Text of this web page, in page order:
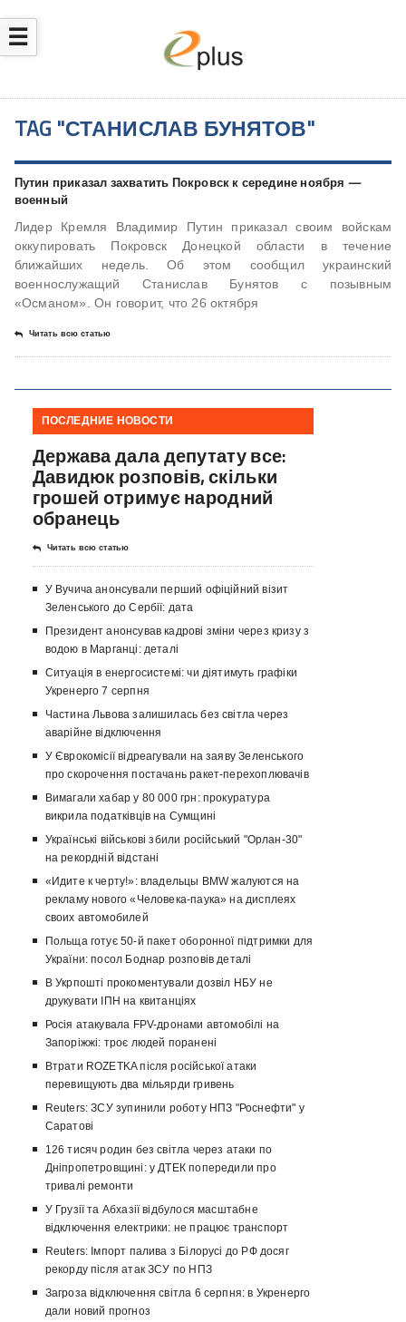
☰
TAG "СТАНИСЛАВ БУНЯТОВ"
Путин приказал захватить Покровск к середине ноября —
военный
Лидер Кремля Владимир Путин приказал своим войскам
оккупировать Покровск Донецкой области в течение
ближайших недель. Об этом сообщил украинский
военнослужащий Станислав Бунятов с позывным
«Османом». Он говорит, что 26 октября
Читать всю статью
ПОСЛЕДНИЕ НОВОСТИ
Держава дала депутату все:
Давидюк розповів, скільки
грошей отримує народний
обранець
Читать всю статью
У Вучича анонсували перший офіційний візит
Зеленського до Сербії: дата
Президент анонсував кадрові зміни через кризу з
водою в Марганці: деталі
Ситуація в енергосистемі: чи діятимуть графіки
Укренерго 7 серпня
Частина Львова залишилась без світла через
аварійне відключення
У Єврокомісії відреагували на заяву Зеленського
про скорочення постачань ракет-перехоплювачів
Вимагали хабар у 80 000 грн: прокуратура
викрила податківців на Сумщині
Українські військові збили російський "Орлан-30"
на рекордній відстані
«Идите к черту!»: владельцы BMW жалуются на
рекламу нового «Человека-паука» на дисплеях
своих автомобилей
Польща готує 50-й пакет оборонної підтримки для
України: посол Боднар розповів деталі
В Укрпошті прокоментували дозвіл НБУ не
друкувати ІПН на квитанціях
Росія атакувала FPV-дронами автомобілі на
Запоріжжі: троє людей поранені
Втрати ROZETKA після російської атаки
перевищують два мільярди гривень
Reuters: ЗСУ зупинили роботу НПЗ "Роснефти" у
Саратові
126 тисяч родин без світла через атаки по
Дніпропетровщині: у ДТЕК попередили про
тривалі ремонти
У Грузії та Абхазії відбулося масштабне
відключення електрики: не працює транспорт
Reuters: Імпорт палива з Білорусі до РФ досяг
рекорду після атак ЗСУ по НПЗ
Загроза відключення світла 6 серпня: в Укренерго
дали новий прогноз